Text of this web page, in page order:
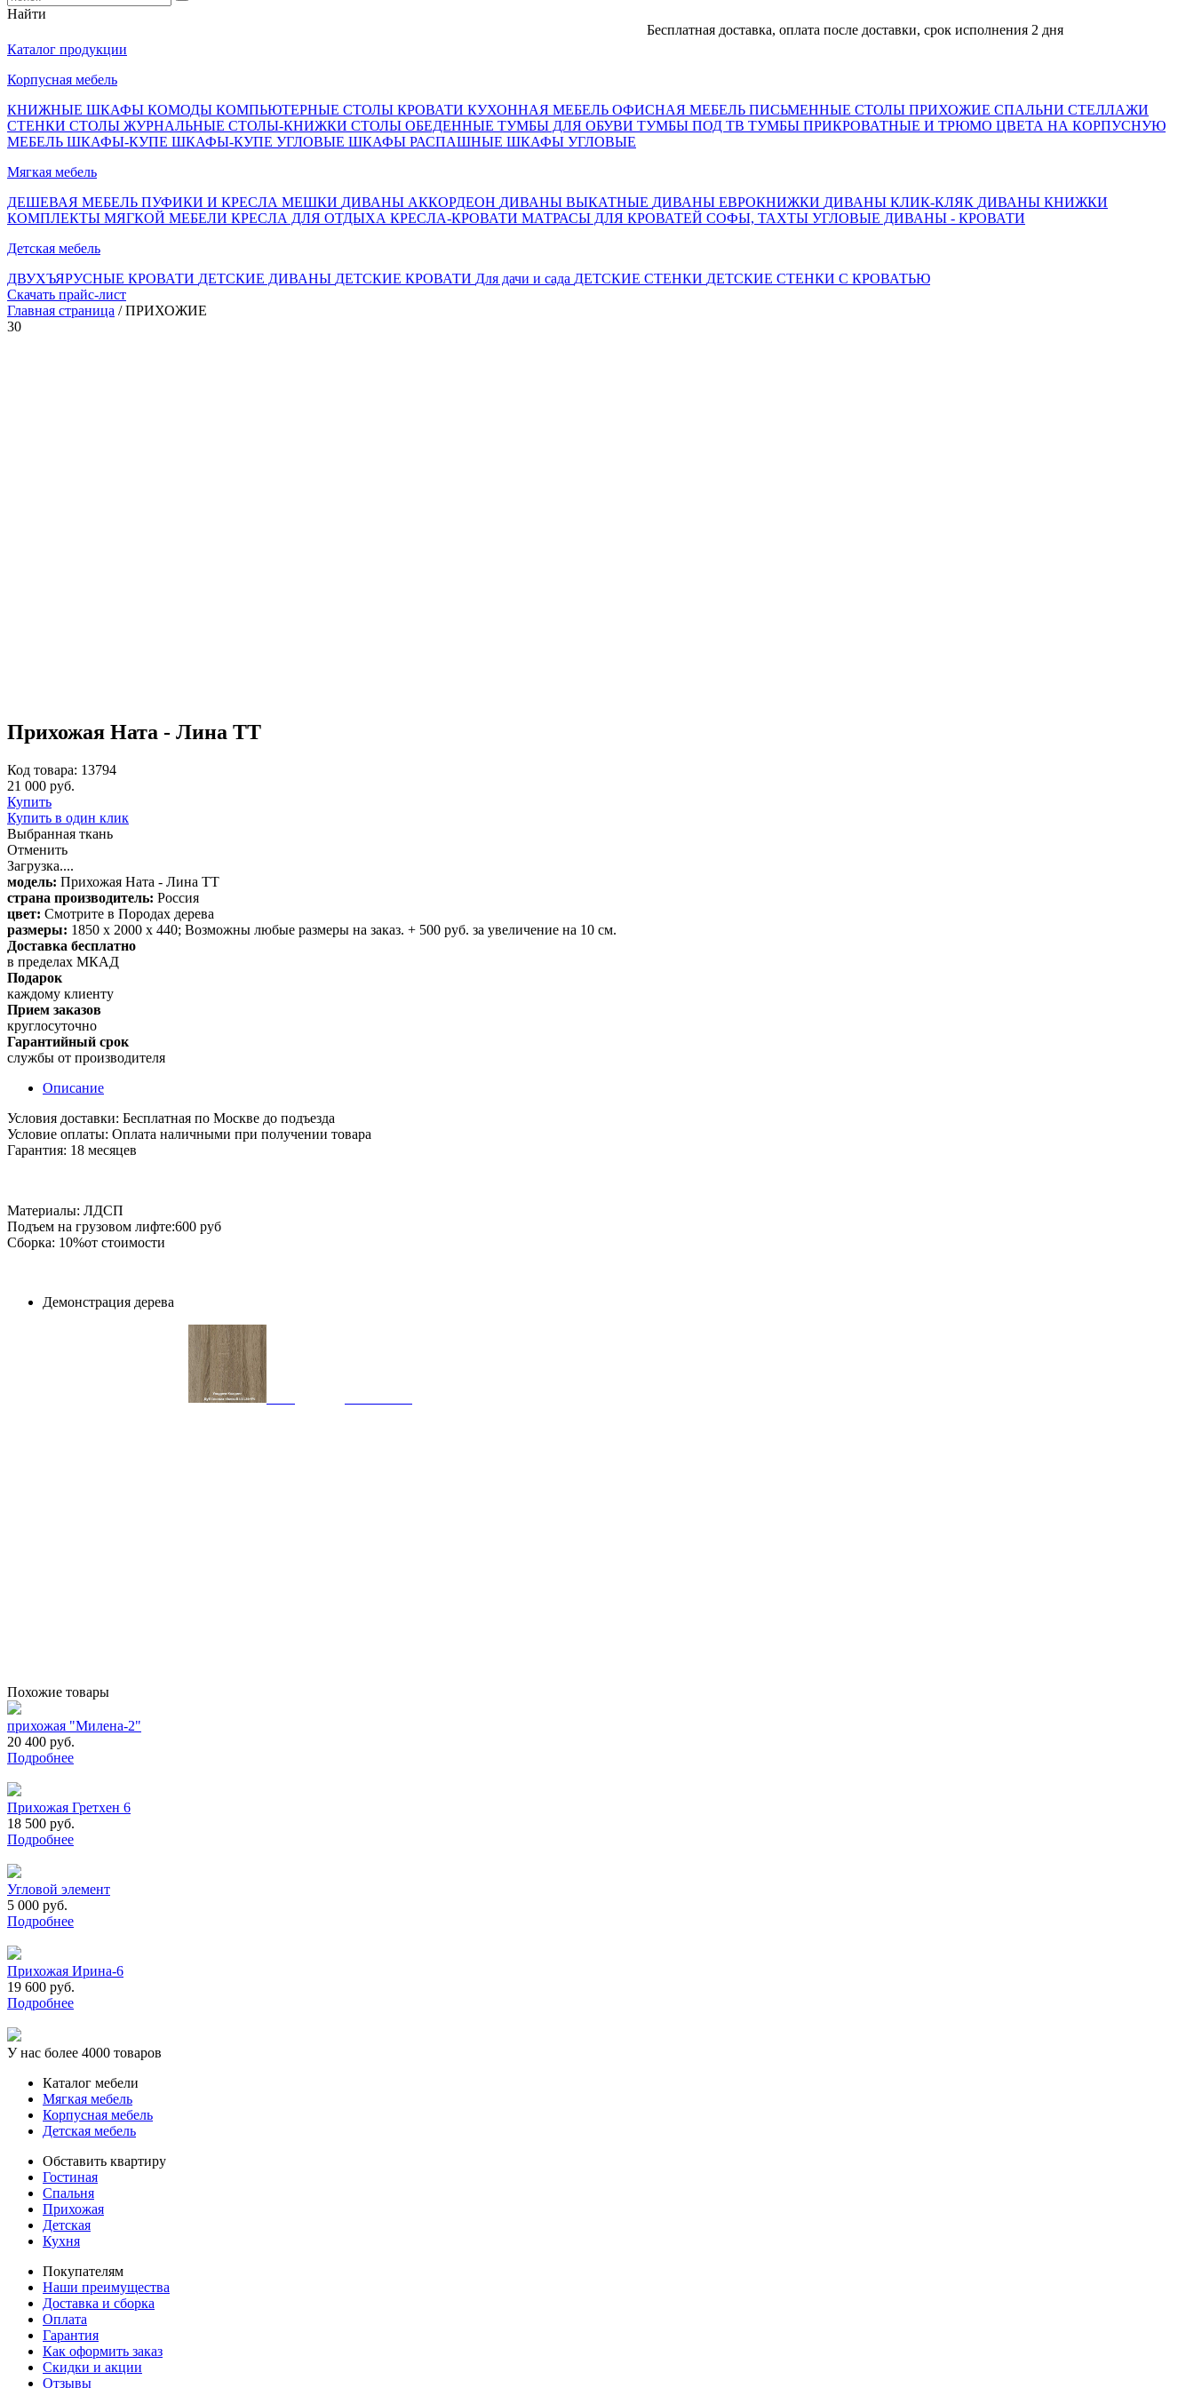
Найти
Бесплатная доставка, оплата после доставки, срок исполнения 2 дня
Каталог продукции
Корпусная мебель
КНИЖНЫЕ ШКАФЫ КОМОДЫ КОМПЬЮТЕРНЫЕ СТОЛЫ КРОВАТИ КУХОННАЯ МЕБЕЛЬ ОФИСНАЯ МЕБЕЛЬ ПИСЬМЕННЫЕ СТОЛЫ ПРИХОЖИЕ СПАЛЬНИ СТЕЛЛАЖИ
СТЕНКИ СТОЛЫ ЖУРНАЛЬНЫЕ СТОЛЫ-КНИЖКИ СТОЛЫ ОБЕДЕННЫЕ ТУМБЫ ДЛЯ ОБУВИ ТУМБЫ ПОД ТВ ТУМБЫ ПРИКРОВАТНЫЕ И ТРЮМО ЦВЕТА НА КОРПУСНУЮ
МЕБЕЛЬ ШКАФЫ-КУПЕ ШКАФЫ-КУПЕ УГЛОВЫЕ ШКАФЫ РАСПАШНЫЕ ШКАФЫ УГЛОВЫЕ
Мягкая мебель
ДЕШЕВАЯ МЕБЕЛЬ ПУФИКИ И КРЕСЛА МЕШКИ ДИВАНЫ АККОРДЕОН ДИВАНЫ ВЫКАТНЫЕ ДИВАНЫ ЕВРОКНИЖКИ ДИВАНЫ КЛИК-КЛЯК ДИВАНЫ КНИЖКИ
КОМПЛЕКТЫ МЯГКОЙ МЕБЕЛИ КРЕСЛА ДЛЯ ОТДЫХА КРЕСЛА-КРОВАТИ МАТРАСЫ ДЛЯ КРОВАТЕЙ СОФЫ, ТАХТЫ УГЛОВЫЕ ДИВАНЫ - КРОВАТИ
Детская мебель
ДВУХЪЯРУСНЫЕ КРОВАТИ ДЕТСКИЕ ДИВАНЫ ДЕТСКИЕ КРОВАТИ Для дачи и сада ДЕТСКИЕ СТЕНКИ ДЕТСКИЕ СТЕНКИ С КРОВАТЬЮ
Скачать прайс-лист
Главная страница / ПРИХОЖИЕ
30
Прихожая Ната - Лина ТТ
Код товара: 13794
21 000 руб.
Купить
Купить в один клик
Выбранная ткань
Отменить
Загрузка....
модель: Прихожая Ната - Лина ТТ
страна производитель: Россия
цвет: Смотрите в Породах дерева
размеры: 1850 х 2000 х 440; Возможны любые размеры на заказ. + 500 руб. за увеличение на 10 см.
Доставка бесплатно
в пределах МКАД
Подарок
каждому клиенту
Прием заказов
круглосуточно
Гарантийный срок
службы от производителя
Описание
Условия доставки: Бесплатная по Москве до подъезда
Условие оплаты: Оплата наличными при получении товара
Гарантия: 18 месяцев
Материалы: ЛДСП
Подъем на грузовом лифте:600 руб
Сборка: 10%от стоимости
Демонстрация дерева
Похожие товары
прихожая "Милена-2"
20 400 руб.
Подробнее
Прихожая Гретхен 6
18 500 руб.
Подробнее
Угловой элемент
5 000 руб.
Подробнее
Прихожая Ирина-6
19 600 руб.
Подробнее
У нас более 4000 товаров
Каталог мебели
Мягкая мебель
Корпусная мебель
Детская мебель
Обставить квартиру
Гостиная
Спальня
Прихожая
Детская
Кухня
Покупателям
Наши преимущества
Доставка и сборка
Оплата
Гарантия
Как оформить заказ
Скидки и акции
Отзывы